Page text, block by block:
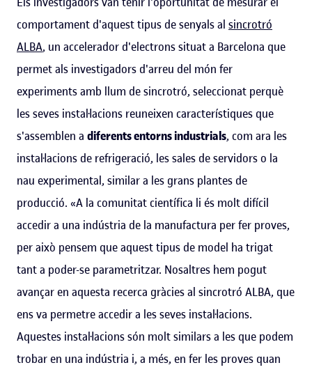
comportament d'aquest tipus de senyals al sincrotró
ALBA, un accelerador d'electrons situat a Barcelona que
permet als investigadors d'arreu del món fer
experiments amb llum de sincrotró, seleccionat perquè
les seves instal·lacions reuneixen característiques que
s'assemblen a diferents entorns industrials, com ara les
instal·lacions de refrigeració, les sales de servidors o la
nau experimental, similar a les grans plantes de
producció. «A la comunitat científica li és molt difícil
accedir a una indústria de la manufactura per fer proves,
per això pensem que aquest tipus de model ha trigat
tant a poder-se parametritzar. Nosaltres hem pogut
avançar en aquesta recerca gràcies al sincrotró ALBA, que
ens va permetre accedir a les seves instal·lacions.
Aquestes instal·lacions són molt similars a les que podem
trobar en una indústria i, a més, en fer les proves quan